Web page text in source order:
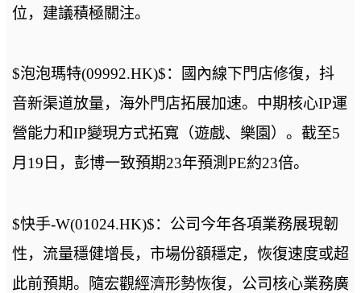
位，建議積極關注。
$泡泡瑪特(09992.HK)$：國內線下門店修復，抖
音新渠道放量，海外門店拓展加速。中期核心IP運
營能力和IP變現方式拓寬（遊戲、樂園）。截至5
月19日，彭博一致預期23年預測PE約23倍。
$快手-W(01024.HK)$：公司今年各項業務展現韌
性，流量穩健增長，市場份額穩定，恢復速度或超
此前預期。隨宏觀經濟形勢恢復，公司核心業務廣